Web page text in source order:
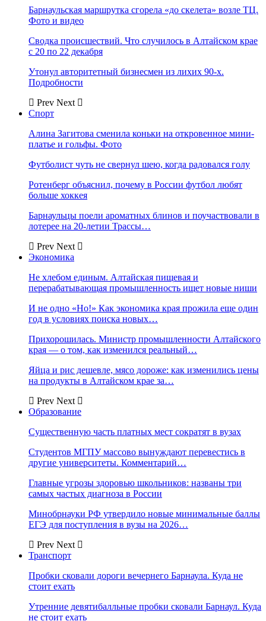
Барнаульская маршрутка сгорела «до скелета» возле ТЦ.
Фото и видео
Сводка происшествий. Что случилось в Алтайском крае
с 20 по 22 декабря
Утонул авторитетный бизнесмен из лихих 90-х.
Подробности
Prev Next
Спорт
Алина Загитова сменила коньки на откровенное мини-
платье и гольфы. Фото
Футболист чуть не свернул шею, когда радовался голу
Ротенберг объяснил, почему в России футбол любят
больше хоккея
Барнаульцы поели ароматных блинов и поучаствовали в
лотерее на 20-летии Трассы…
Prev Next
Экономика
Не хлебом единым. Алтайская пищевая и
перерабатывающая промышленность ищет новые ниши
И не одно «Но!» Как экономика края прожила еще один
год в условиях поиска новых…
Прихорошилась. Министр промышленности Алтайского
края — о том, как изменился реальный…
Яйца и рис дешевле, мясо дороже: как изменились цены
на продукты в Алтайском крае за…
Prev Next
Образование
Существенную часть платных мест сократят в вузах
Студентов МГПУ массово вынуждают перевестись в
другие университеты. Комментарий…
Главные угрозы здоровью школьников: названы три
самых частых диагноза в России
Минобрнауки РФ утвердило новые минимальные баллы
ЕГЭ для поступления в вузы на 2026…
Prev Next
Транспорт
Пробки сковали дороги вечернего Барнаула. Куда не
стоит ехать
Утренние девятибалльные пробки сковали Барнаул. Куда
не стоит ехать